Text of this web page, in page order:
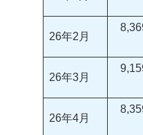
26年2月
26年3月
26年4月